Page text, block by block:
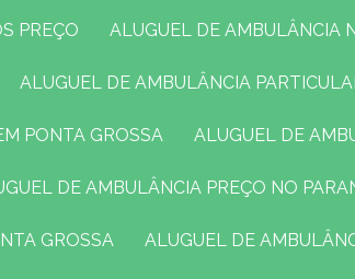
PREÇO ALUGUEL DE AMBULÂNCIA
ALUGUEL DE AMBULÂNCIA
PONTA GROSSA ALUGUEL DE
DE AMBULÂNCIA PREÇO NO
GROSSA ALUGUEL DE